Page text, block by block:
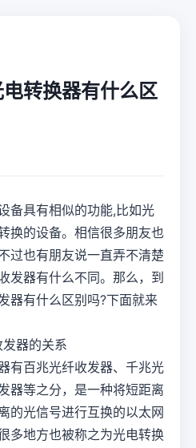
转换器有什么区
备具有相似的功能,比如光
换的设备。相信很多朋友也
过也有朋友说一直弄不清楚
发器有什么不同。那么，到
器有什么区别吗?下面就来
器的关系
有百兆光纤收发器、千兆光
器等之分，是一种将短距离
的光信号进行互换的以太网
多地方也被称之为光电转换